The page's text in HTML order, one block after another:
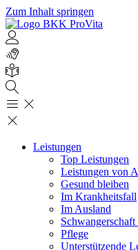
Zum Inhalt springen
Leistungen
Top Leistungen
Leistungen von
Gesund bleiben
Im Krankheitsfall
Im Ausland
Pflege
Unterstützende